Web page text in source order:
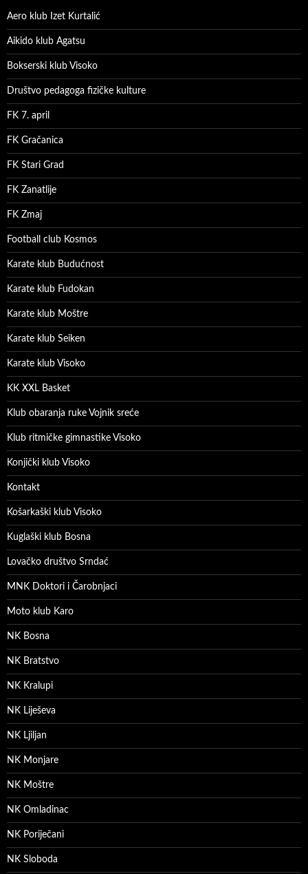
Aero klub Izet Kurtalić
Aikido klub Agatsu
Bokserski klub Visoko
Društvo pedagoga fizičke kulture
FK 7. april
FK Gračanica
FK Stari Grad
FK Zanatlije
FK Zmaj
Football club Kosmos
Karate klub Budućnost
Karate klub Fudokan
Karate klub Moštre
Karate klub Seiken
Karate klub Visoko
KK XXL Basket
Klub obaranja ruke Vojnik sreće
Klub ritmičke gimnastike Visoko
Konjički klub Visoko
Kontakt
Košarkaški klub Visoko
Kuglaški klub Bosna
Lovačko društvo Srndać
MNK Doktori i Čarobnjaci
Moto klub Karo
NK Bosna
NK Bratstvo
NK Kralupi
NK Liješeva
NK Ljiljan
NK Monjare
NK Moštre
NK Omladinac
NK Poriječani
NK Sloboda